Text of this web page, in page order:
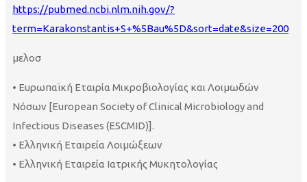
https://pubmed.ncbi.nlm.nih.gov/?
term=Karakonstantis+S+%5Bau%5D&sort=date&size=200
μελοσ
• Ευρωπαϊκή Εταιρία Μικροβιολογίας και Λοιμωδών
Νόσων [European Society of Clinical Microbiology and
Infectious Diseases (ESCMID)].
• Ελληνική Εταιρεία Λοιμώξεων
• Ελληνική Εταιρεία Ιατρικής Μυκητολογίας